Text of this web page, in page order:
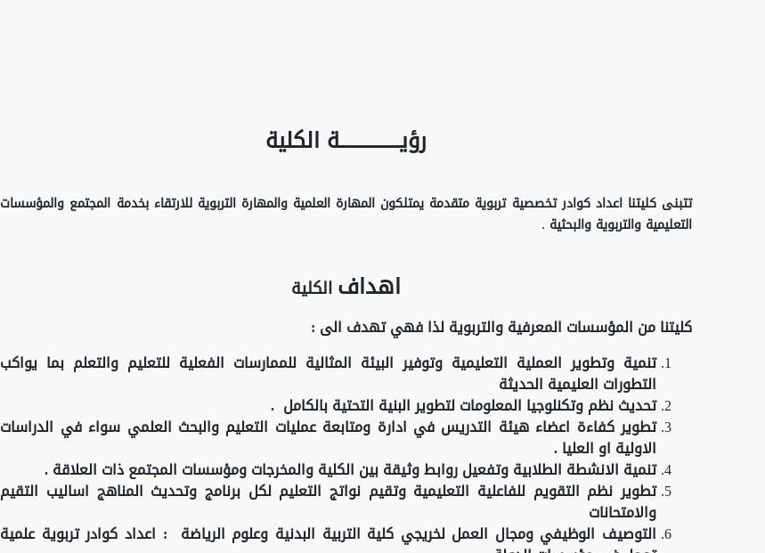
رؤيـــــــــــــــــة الكلية
تتبنى كليتنا اعداد كوادر تخصصية تربوية متقدمة يمتلكون المهارة العلمية والمهارة التربوية للارتقاء بخدمة المجتمع والمؤسسات
التعليمية والتربوية والبحثية .
اهداف الكلية
كليتنا من المؤسسات المعرفية والتربوية لذا فهي تهدف الى :
تنمية وتطوير العملية التعليمية وتوفير البيئة المثالية للممارسات الفعلية للتعليم والتعلم بما يواكب
التطورات العليمية الحديثة
تحديث نظم وتكنلوجيا المعلومات لتطوير البنية التحتية بالكامل .
تطوير كفاءة اعضاء هيئة التدريس في ادارة ومتابعة عمليات التعليم والبحث العلمي سواء في الدراسات
الاولية او العليا .
تنمية الانشطة الطلابية وتفعيل روابط وثيقة بين الكلية والمخرجات ومؤسسات المجتمع ذات العلاقة .
تطوير نظم التقويم للفاعلية التعليمية وتقيم نواتج التعليم لكل برنامج وتحديث المناهج اساليب التقيم
والامتحانات
التوصيف الوظيفي ومجال العمل لخريجي كلية التربية البدنية وعلوم الرياضة : اعداد كوادر تربوية علمية